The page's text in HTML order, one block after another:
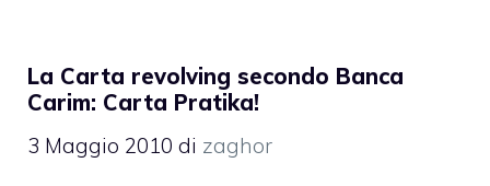
La Carta revolving secondo Banca
Carim: Carta Pratika!
3 Maggio 2010 di zaghor